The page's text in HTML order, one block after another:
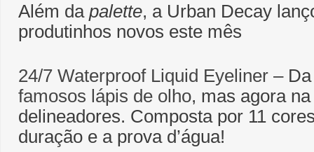
Além da palette, a Urban Decay
produtinhos novos este mês
24/7 Waterproof Liquid Eyeliner –
famosos lápis de olho, mas agora
delineadores. Composta por 11
duração e a prova d’água!